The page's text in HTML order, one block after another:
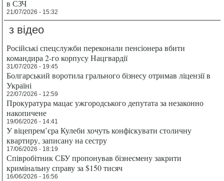
в СЗЧ
21/07/2026 - 15:32
з відео
Російські спецслужби переконали пенсіонера вбити
командира 2-го корпусу Нацгвардії
31/07/2026 - 19:45
Болгарський воротила грального бізнесу отримав ліцензії в
Україні
22/07/2026 - 12:59
Прокуратура мацає ужгородського депутата за незаконно
накопичене
19/06/2026 - 14:41
У віцепрем’єра Кулеби хочуть конфіскувати столичну
квартиру, записану на сестру
17/06/2026 - 18:19
Співробітник СБУ пропонував бізнесмену закрити
кримінальну справу за $150 тисяч
16/06/2026 - 16:56